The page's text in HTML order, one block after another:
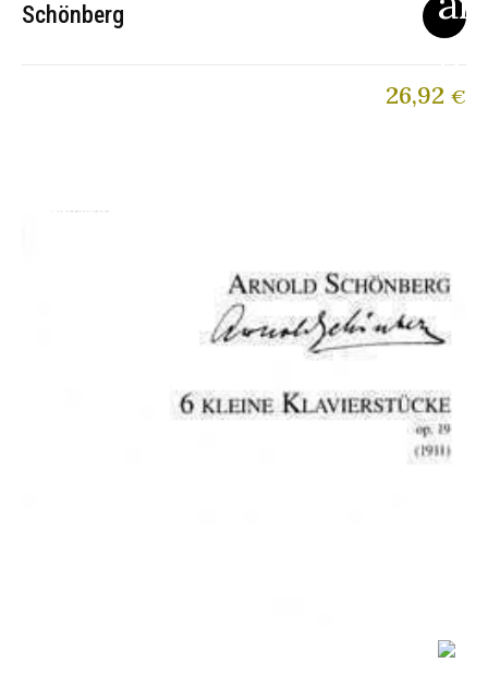
Schönberg
26,92 €